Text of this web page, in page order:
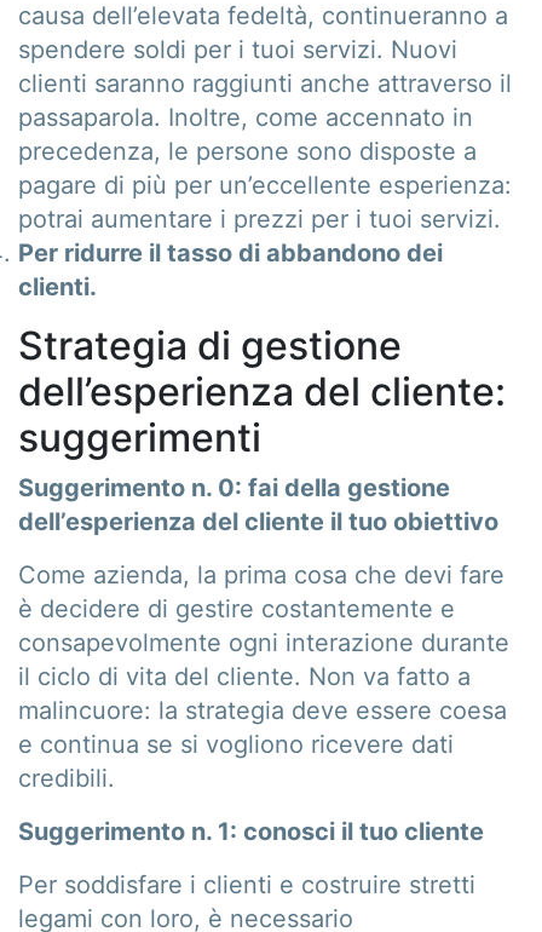
causa dell’elevata fedeltà, continueranno a
spendere soldi per i tuoi servizi. Nuovi
clienti saranno raggiunti anche attraverso il
passaparola. Inoltre, come accennato in
precedenza, le persone sono disposte a
pagare di più per un’eccellente esperienza:
potrai aumentare i prezzi per i tuoi servizi.
Per ridurre il tasso di abbandono dei
clienti.
Strategia di gestione
dell’esperienza del cliente:
suggerimenti
Suggerimento n. 0: fai della gestione
dell’esperienza del cliente il tuo obiettivo
Come azienda, la prima cosa che devi fare
è decidere di gestire costantemente e
consapevolmente ogni interazione durante
il ciclo di vita del cliente. Non va fatto a
malincuore: la strategia deve essere coesa
e continua se si vogliono ricevere dati
credibili.
Suggerimento n. 1: conosci il tuo cliente
Per soddisfare i clienti e costruire stretti
legami con loro, è necessario